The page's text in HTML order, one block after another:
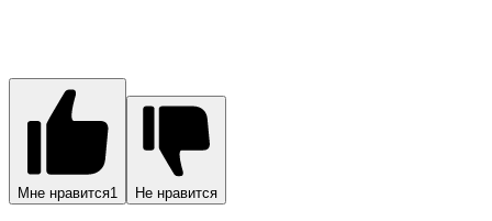
Мне нравится1 Не нравится